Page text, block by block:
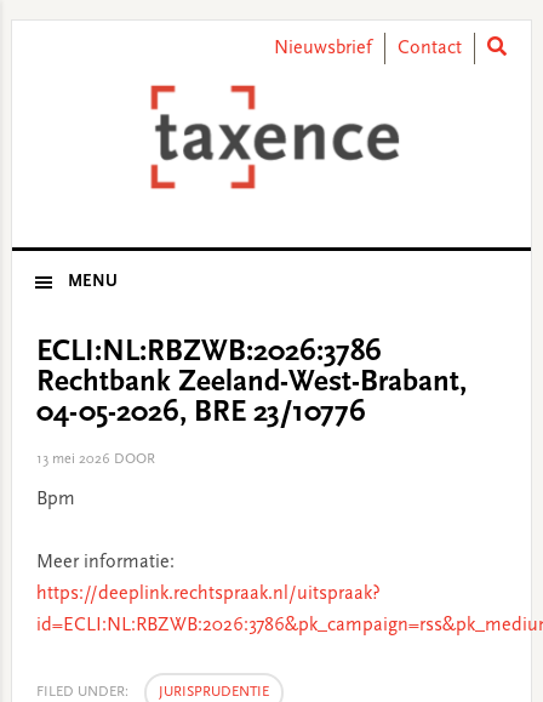
Nieuwsbrief Contact
MENU
ECLI:NL:RBZWB:2026:3786
Rechtbank Zeeland-West-Brabant,
04-05-2026, BRE 23/10776
13 mei 2026 DOOR
Bpm
Meer informatie:
https://deeplink.rechtspraak.nl/uitspraak?
FILED UNDER: JURISPRUDENTIE